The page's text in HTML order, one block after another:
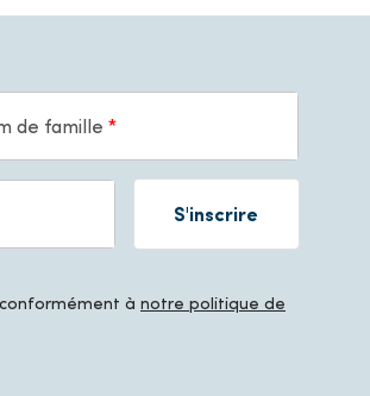
de famille
S'inscrire
à notre politique de